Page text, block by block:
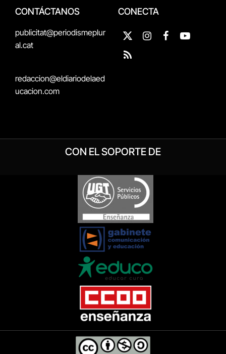
CONTÁCTANOS
publicitat@periodismeplur
al.cat
redaccion@eldiariodelaed
ucacion.com
CONECTA
X
(Twitter)
InstagramFacebookYouTube
RSS
CON EL SOPORTE DE